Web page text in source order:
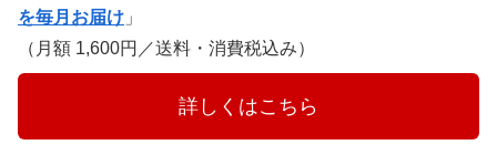
を毎月お届け 」
（月額 1,600円／送料・消費税込み）
詳しくはこちら